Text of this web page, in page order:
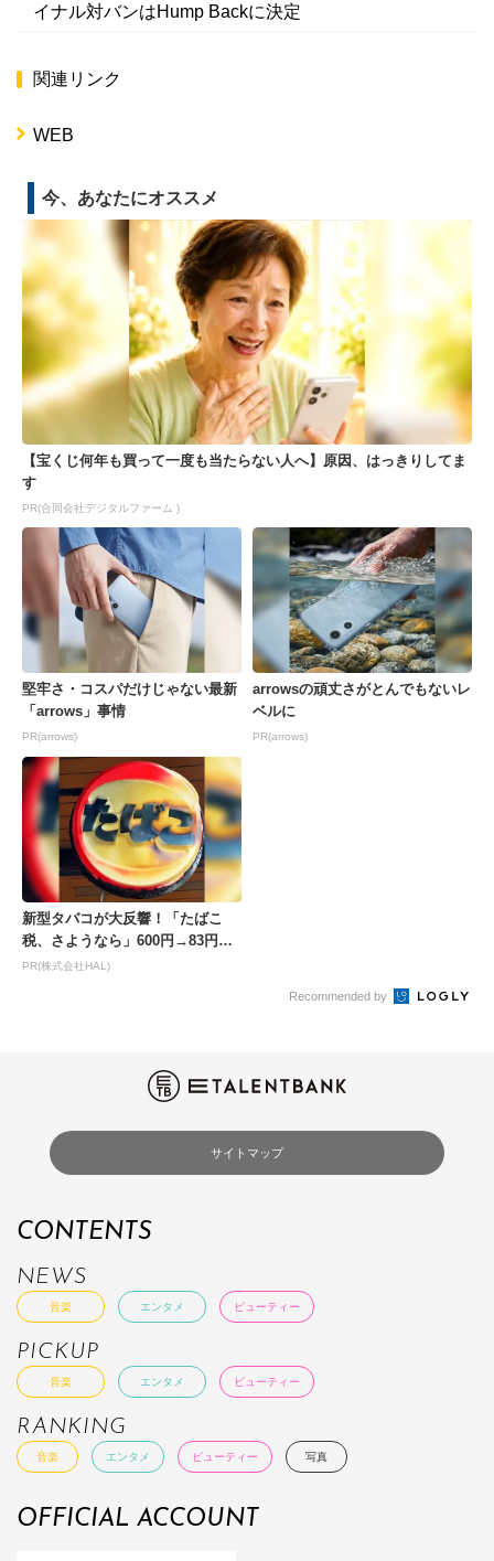
イナル対バンはHump Backに決定
関連リンク
WEB
今、あなたにオススメ
【宝くじ何年も買って一度も当たらない人へ】原因、はっきりしてま
す
PR(合同会社デジタルファーム )
堅牢さ・コスパだけじゃない最新
「arrows」事情
PR(arrows)
arrowsの頑丈さがとんでもないレ
ベルに
PR(arrows)
新型タバコが大反響！「たばこ
税、さようなら」600円→83円の
新型が爆売れ
PR(株式会社HAL)
Recommended by
サイトマップ
CONTENTS
NEWS
音楽 エンタメ ビューティー
PICKUP
音楽 エンタメ ビューティー
RANKING
音楽 エンタメ ビューティー 写真
OFFICIAL ACCOUNT